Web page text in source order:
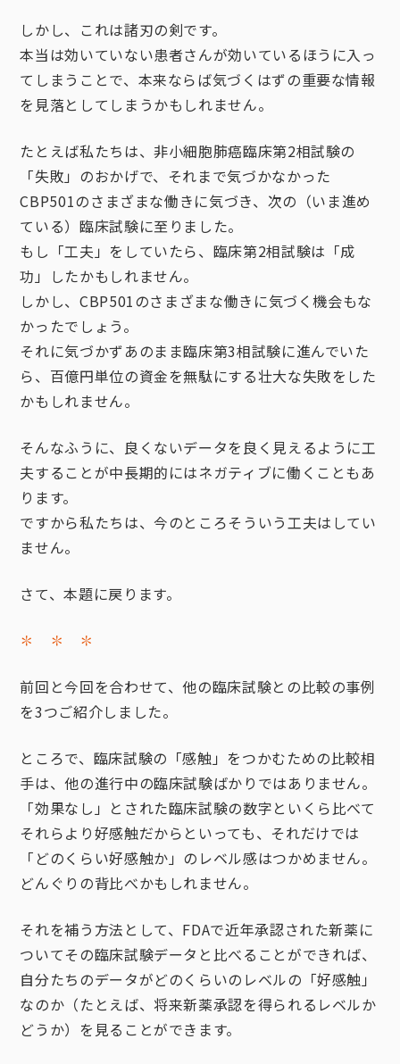
しかし、これは諸刃の剣です。
本当は効いていない患者さんが効いているほうに入っ
てしまうことで、本来ならば気づくはずの重要な情報
を見落としてしまうかもしれません。
たとえば私たちは、非小細胞肺癌臨床第2相試験の
「失敗」のおかげで、それまで気づかなかった
CBP501のさまざまな働きに気づき、次の（いま進め
ている）臨床試験に至りました。
もし「工夫」をしていたら、臨床第2相試験は「成
功」したかもしれません。
しかし、CBP501のさまざまな働きに気づく機会もな
かったでしょう。
それに気づかずあのまま臨床第3相試験に進んでいた
ら、百億円単位の資金を無駄にする壮大な失敗をした
かもしれません。
そんなふうに、良くないデータを良く見えるように工
夫することが中長期的にはネガティブに働くこともあ
ります。
ですから私たちは、今のところそういう工夫はしてい
ません。
さて、本題に戻ります。
✽ ✽ ✽
前回と今回を合わせて、他の臨床試験との比較の事例
を3つご紹介しました。
ところで、臨床試験の「感触」をつかむための比較相
手は、他の進行中の臨床試験ばかりではありません。
「効果なし」とされた臨床試験の数字といくら比べて
それらより好感触だからといっても、それだけでは
「どのくらい好感触か」のレベル感はつかめません。
どんぐりの背比べかもしれません。
それを補う方法として、FDAで近年承認された新薬に
ついてその臨床試験データと比べることができれば、
自分たちのデータがどのくらいのレベルの「好感触」
なのか（たとえば、将来新薬承認を得られるレベルか
どうか）を見ることができます。